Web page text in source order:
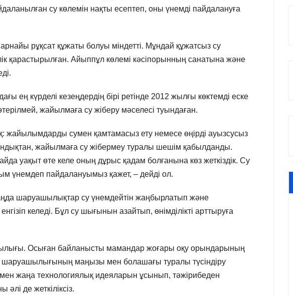
су көлемін нақты есептеп, оны үнемді пайдалануға
рұқсат құжаты болуы міндетті. Мұндай құжатсыз су
қарастырылған. Айыппұл көлемі кәсіпорынның санатына және
ең күрделі кезеңдердің бірі ретінде 2012 жылғы көктемді еске
жайылмаға су жіберу мәселесі туындаған.
жайылымдарды сумен қамтамасыз ету немесе өңірді ауызсусыз
жайылмаға су жібермеу туралы шешім қабылданды.
уақыт өте келе оның дұрыс қадам болғанына көз жеткіздік. Су
үнемдеп пайдалануымыз қажет, – дейді ол.
шаруашылықтар су үнемдейтін жаңбырлатып және
келеді. Бұл су шығынын азайтып, өнімділікті арттыруға
Осыған байланысты мамандар жоғары оқу орындарының
шаруашылығының маңызы мен болашағы туралы түсіндіру
жаңа технологиялық идеяларын ұсынып, тәжірибеден
әлі де жеткіліксіз.